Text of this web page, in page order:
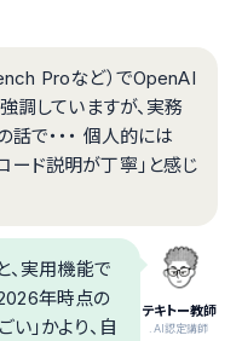
Proなど）でOpenAI
調していますが、実務
で・・・ 個人的には
ド説明が丁寧」と感じ
テキトー教師
.AI認定講師
、実用機能で
年時点の
い」かより、自